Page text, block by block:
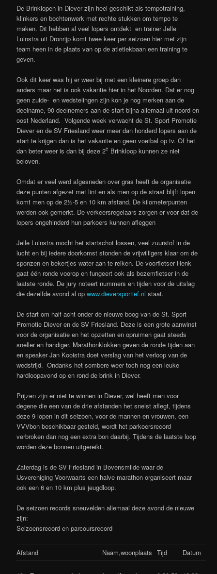
De Brinklopen in Diever zijn heel geschikt als tempotraining,
klinkers en bochtenwerk met rechte stukken om tempo te
maken. Dit hebben al veel lopers ontdekt en trainer Jelle
Luinstra uit Dronrijp komt twee keer per seizoen hier met zijn
team heen in de plaats van op de atletiekbaan een training te
geven.
Ook dit keer was hij er weer bij met een kleinere groep dan
anders maar het is ook vakantie hier in het Noorden. Dat er nog
geen zuide- en wedstelingen zijn kon je nog merken aan de
deelname, 90 deelnemers aan de start bijna allemaal uit noord en
oost Nederland. Volgende week verwacht de St. Sport Promotie
Diever en de SV Friesland weer meer dan honderd lopers aan de
start te krijgen dan is het vakantie en geen voetbal op tv. Of het
dan beter weer is dan bij deze 2e Brinkloop kunnen ze niet
beloven.
Omdat er veel werd afgesneden over gras heeft de organisatie
deze punten afgezet met lint en als men op de straat blijft lopen
komt men op de 2½-5 en 10 km afstand. De kilometerpunten
werden ook gemerkt. De verkeersregelaars zorgen er voor dat de
lopers ongehinderd hun parkoers kunnen afleggen
Jelle Luinstra mocht het startschot lossen, veel zuurstof in de
lucht en bij iedere doorkomst stonden de vrijwilligers klaar om de
sponzen en bekertjes water aan te reiken. De voorfietser Henk
gaat één ronde voorop en fungeert ook als bezemfietser in de
laatste ronde. De jury noteert nummers en tijden voor de uitslag
die dezelfde avond al opwww.dieversportief.nl staat.
De start om half acht onder de nieuwe boog van de St. Sport
Promotie Diever en de SV Friesland. Deze is een grote aanwinst
voor de organisatie en het opzetten en opruimen gaat steeds
sneller en handiger. Marathonklokken geven de ronde tijden aan
en speaker Jan Kooistra doet verslag van het verloop van de
wedstrijd. Ondanks het sombere weer toch nog een leuke
hardloopavond op en rond de brink in Diever.
Prijzen zijn er niet te winnen in Diever, wel heeft men voor
degene die een van de drie afstanden het snelst aflegt, tijdens
deze 9 lopen in dit seizoen, voor de mannen en vrouwen, een
VVVbon beschikbaar gesteld, wordt het parkoersrecord
verbroken dan nog een extra bon daarbij. Tijdens de laatste loop
worden deze bonnen uitgereikt.
Zaterdag is de SV Friesland in Bovensmilde waar de
IJsvereniging Voorwaarts een halve marathon organiseert maar
ook een 6 en 10 km plus jeugdloop.
De seizoen records sneuvelden allemaal deze avond de nieuwe
zijn:
Seizoensrecord en parcoursrecord
Afstand Naam,woonplaats Tijd Datum